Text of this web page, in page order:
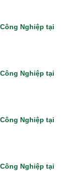
Nghiệp tại
Nghiệp tại
Nghiệp tại
Nghiệp tại